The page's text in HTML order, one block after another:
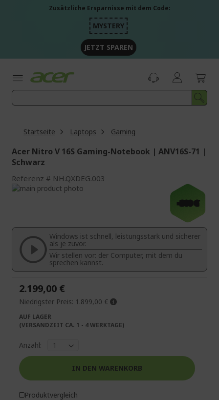
Zusätzliche Ersparnisse mit dem Code:
MYSTERY
JETZT SPAREN
Startseite Laptops Gaming
Acer Nitro V 16S Gaming-Notebook | ANV16S-71 |
Schwarz
Referenz NH.QXDEG.003
Zum
springen
-300 €
Bildgalerie
springen
Windows ist schnell, leistungsstark und sicherer
als je zuvor.
Wir stellen vor: der Computer, mit dem du
sprechen kannst.
2.199,00 €
Niedrigster Preis: 1.899,00 €
AUF LAGER
(VERSANDZEIT CA. 1 - 4 WERKTAGE)
Anzahl:
IN DEN WARENKORB
Produktvergleich